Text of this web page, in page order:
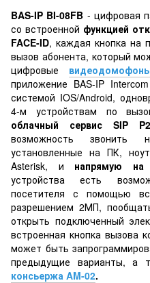
BAS-IP BI-08FB - цифровая
со встроенной функцией
FACE-ID, каждая кнопка на
вызов абонента, который
цифровые
приложение BAS-IP
системой IOS/Android,
4-м устройствам по
облачный сервис SIP
возможность
установленные на ПК,
Asterisk, и напрямую
устройства есть
посетителя с помощью
разрешением 2МП,
открыть подключенный
встроенная кнопка вызова
может быть
предыдущие варианты, а
консьержа AM-02.